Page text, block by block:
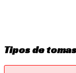
Tipos de